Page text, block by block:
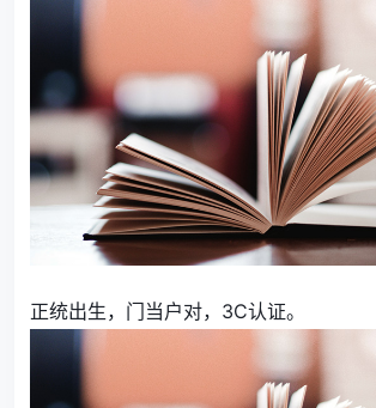
正统出生，门当户对，3C认证。